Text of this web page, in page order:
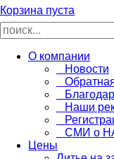
Корзина пуста
О компании
Новости
Наши
СМИ о
Цены